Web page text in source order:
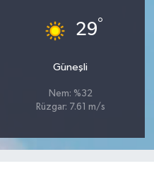
29°
Güneşli
Nem: %32
Rüzgar: 7.61 m/s